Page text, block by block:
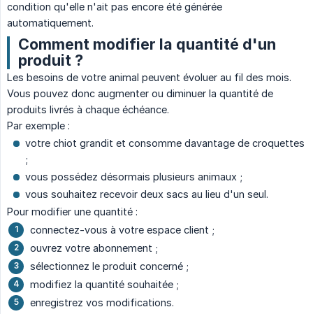
condition qu'elle n'ait pas encore été générée
automatiquement.
Comment modifier la quantité d'un
produit ?
Les besoins de votre animal peuvent évoluer au fil des mois.
Vous pouvez donc augmenter ou diminuer la quantité de
produits livrés à chaque échéance.
Par exemple :
votre chiot grandit et consomme davantage de croquettes
;
vous possédez désormais plusieurs animaux ;
vous souhaitez recevoir deux sacs au lieu d'un seul.
Pour modifier une quantité :
connectez-vous à votre espace client ;
ouvrez votre abonnement ;
sélectionnez le produit concerné ;
modifiez la quantité souhaitée ;
enregistrez vos modifications.